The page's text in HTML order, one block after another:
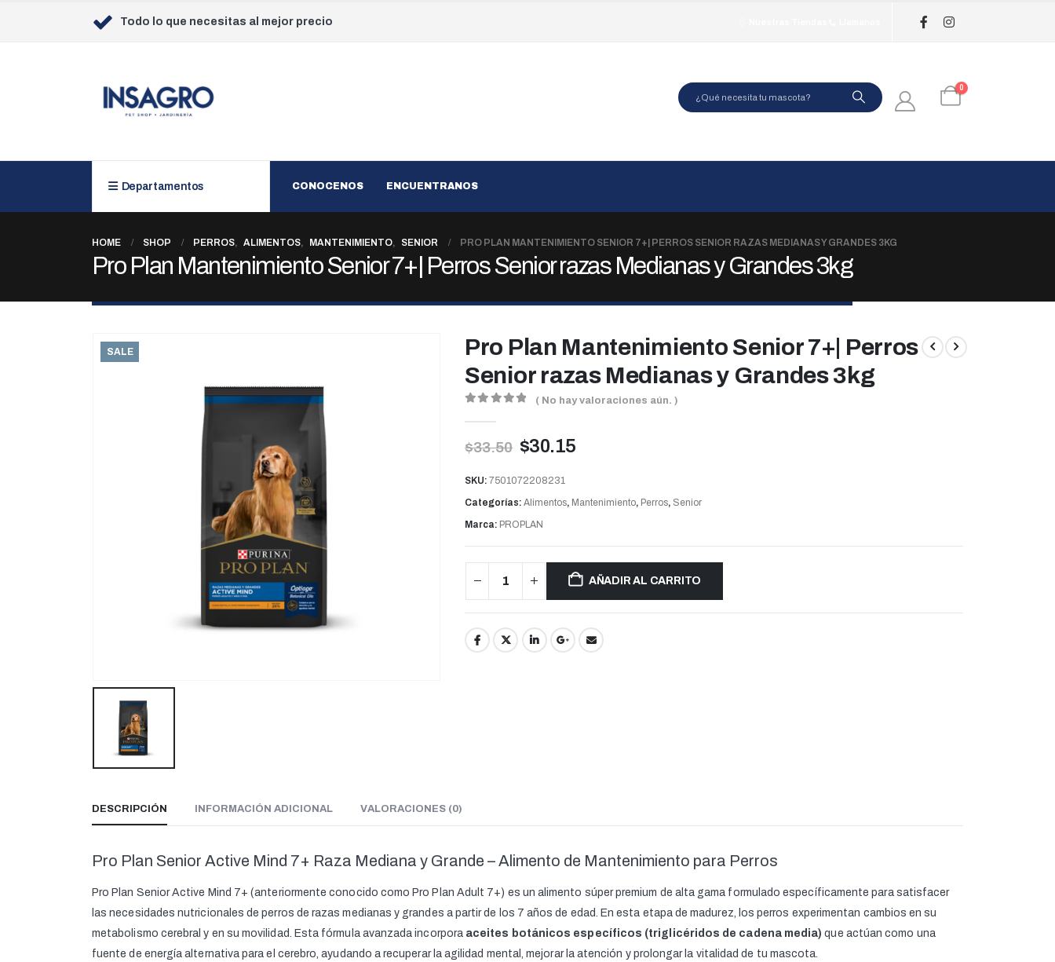
Todo lo que necesitas al mejor precio
0
Departamentos CONOCENOS ENCUENTRANOS
HOME SHOP PERROS, ALIMENTOS, MANTENIMIENTO, SENIOR PRO PLAN MANTENIMIENTO SENIOR 7+| PERROS SENIOR RAZAS MEDIANAS Y GRANDES 3KG
Pro Plan Mantenimiento Senior 7+| Perros Senior razas Medianas y Grandes 3kg
SALE
Pro Plan Mantenimiento Senior 7+| Perros
Senior razas Medianas y Grandes 3kg
( No hay valoraciones aún. )
$33.50 $30.15
SKU: 7501072208231
Categorías: Alimentos, Mantenimiento, Perros, Senior
Marca: PROPLAN
AÑADIR AL CARRITO
DESCRIPCIÓN INFORMACIÓN ADICIONAL VALORACIONES (0)
Pro Plan Senior Active Mind 7+ Raza Mediana y Grande – Alimento de Mantenimiento para Perros
Pro Plan Senior Active Mind 7+ (anteriormente conocido como Pro Plan Adult 7+) es un alimento súper premium de alta gama formulado específicamente para satisfacer
las necesidades nutricionales de perros de razas medianas y grandes a partir de los 7 años de edad. En esta etapa de madurez, los perros experimentan cambios en su
metabolismo cerebral y en su movilidad. Esta fórmula avanzada incorpora aceites botánicos específicos (triglicéridos de cadena media) que actúan como una
fuente de energía alternativa para el cerebro, ayudando a recuperar la agilidad mental, mejorar la atención y prolongar la vitalidad de tu mascota.